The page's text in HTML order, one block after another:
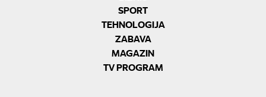
SPORT
TEHNOLOGIJA
ZABAVA
MAGAZIN
TV PROGRAM